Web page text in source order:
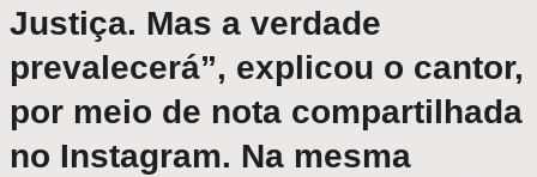
Justiça. Mas a verdade
prevalecerá”, explicou o cantor,
por meio de nota compartilhada
no Instagram. Na mesma